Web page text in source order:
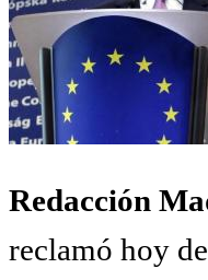
Redacción
reclamó hoy